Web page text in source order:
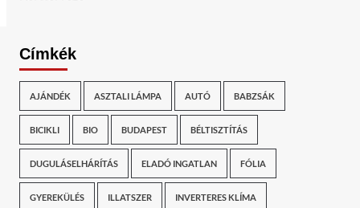
Címkék
AJÁNDÉK ASZTALI LÁMPA AUTÓ BABZSÁK
BICIKLI BIO BUDAPEST BÉLTISZTÍTÁS
DUGULÁSELHÁRÍTÁS ELADÓ INGATLAN FÓLIA
GYEREKÜLÉS ILLATSZER INVERTERES KLÍMA